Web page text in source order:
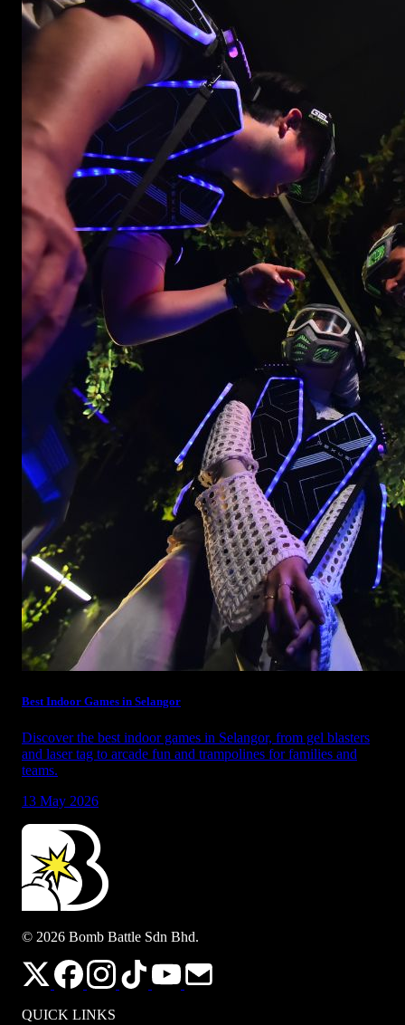
Best Indoor Games in Selangor
Discover the best indoor games in Selangor, from gel blasters
and laser tag to arcade fun and trampolines for families and
teams.
13 May 2026
© 2026 Bomb Battle Sdn Bhd.
QUICK LINKS